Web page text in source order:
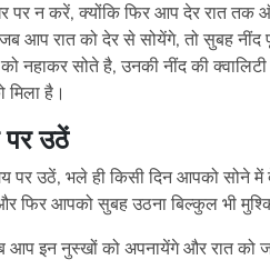
पर न करें, क्योंकि फिर आप देर रात
आप रात को देर से सोयेंगे, तो सुबह नींद
नहाकर सोते है, उनकी नींद की
मिला है।
उठें
पर उठें, भले ही किसी दिन आपको सोने
फिर आपको सुबह उठना बिल्कुल भी
आप इन नुस्खों को अपनायेंगे और रात को